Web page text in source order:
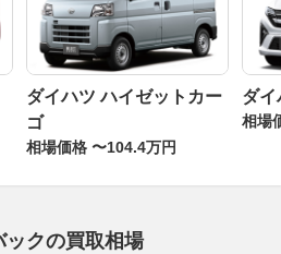
ダイハツ ハイゼットカー
ゴ
相場価格 〜104.4万円
ダイ
相場
クの買取相場